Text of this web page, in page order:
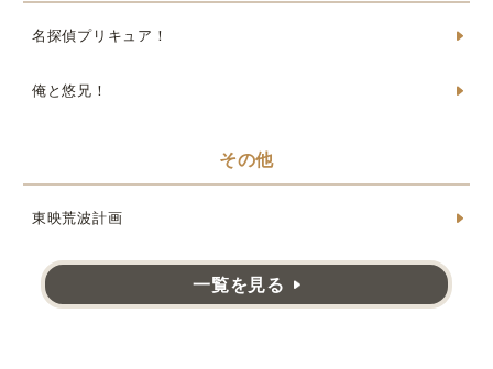
名探偵プリキュア！
俺と悠兄！
その他
東映荒波計画
一覧を見る